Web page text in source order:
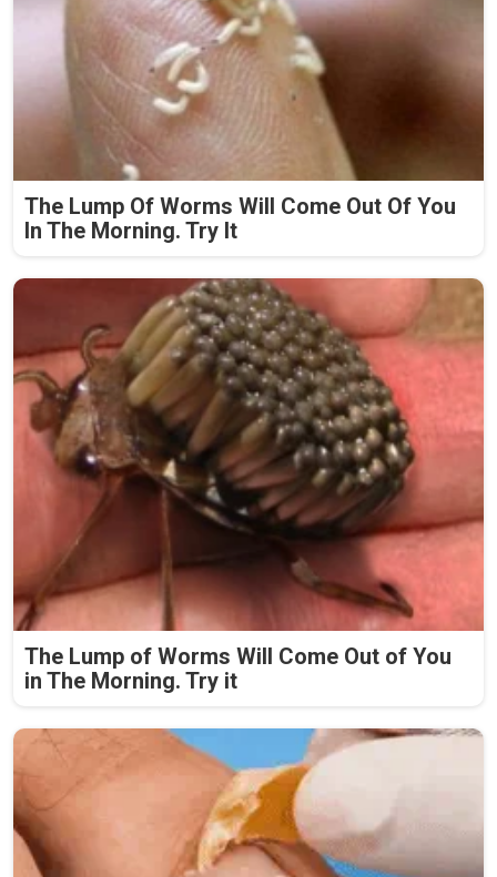
The Lump Of Worms Will Come Out Of You
In The Morning. Try It
The Lump of Worms Will Come Out of You
in The Morning. Try it